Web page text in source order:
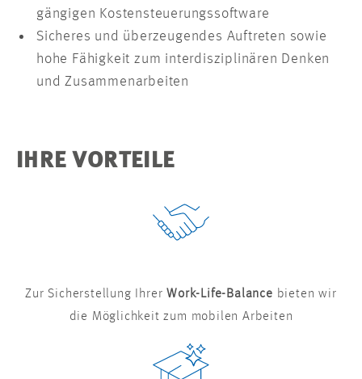
gängigen Kostensteuerungssoftware
Sicheres und überzeugendes Auftreten sowie
hohe Fähigkeit zum interdisziplinären Denken
und Zusammenarbeiten
IHRE VORTEILE
Zur Sicherstellung IhrerWork-Life-Balance bieten wir
die Möglichkeit zum mobilen Arbeiten